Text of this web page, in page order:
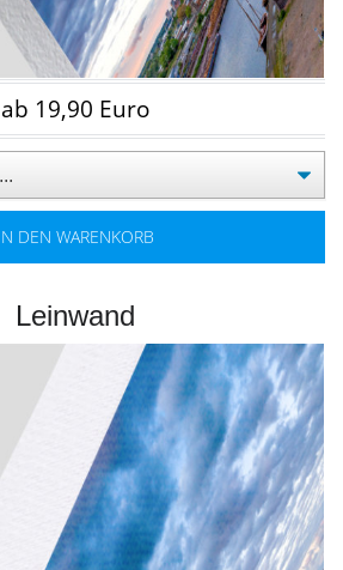
ab 19,90 Euro
DEN WARENKORB
Leinwand